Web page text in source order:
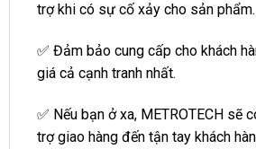
trợ khi có sự cố xảy cho sản phẩm.
✅ Đảm bảo cung cấp cho khách
giá cả cạnh tranh nhất.
✅ Nếu bạn ở xa, METROTECH sẽ
trợ giao hàng đến tận tay khách